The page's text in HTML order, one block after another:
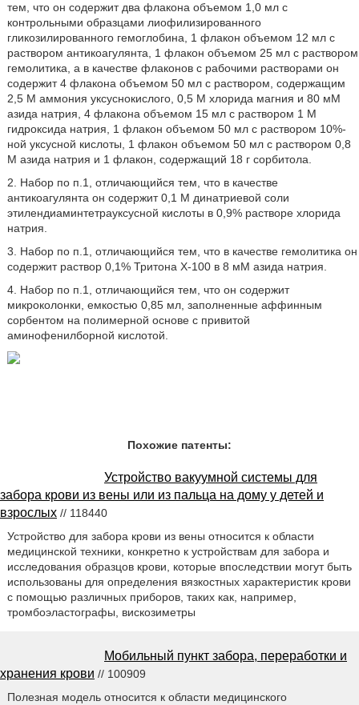
тем, что он содержит два флакона объемом 1,0 мл с
контрольными образцами лиофилизированного
гликозилированного гемоглобина, 1 флакон объемом 12 мл с
раствором антикоагулянта, 1 флакон объемом 25 мл с раствором
гемолитика, а в качестве флаконов с рабочими растворами он
содержит 4 флакона объемом 50 мл с раствором, содержащим
2,5 М аммония уксуснокислого, 0,5 М хлорида магния и 80 мМ
азида натрия, 4 флакона объемом 15 мл с раствором 1 М
гидроксида натрия, 1 флакон объемом 50 мл с раствором 10%-
ной уксусной кислоты, 1 флакон объемом 50 мл с раствором 0,8
М азида натрия и 1 флакон, содержащий 18 г сорбитола.
2. Набор по п.1, отличающийся тем, что в качестве
антикоагулянта он содержит 0,1 М динатриевой соли
этилендиаминтетрауксусной кислоты в 0,9% растворе хлорида
натрия.
3. Набор по п.1, отличающийся тем, что в качестве гемолитика он
содержит раствор 0,1% Тритона Х-100 в 8 мМ азида натрия.
4. Набор по п.1, отличающийся тем, что он содержит
микроколонки, емкостью 0,85 мл, заполненные аффинным
сорбентом на полимерной основе с привитой
аминофенилборной кислотой.
Похожие патенты:
Устройство вакуумной системы для
забора крови из вены или из пальца на дому у детей и
взрослых // 118440
Устройство для забора крови из вены относится к области
медицинской техники, конкретно к устройствам для забора и
исследования образцов крови, которые впоследствии могут быть
использованы для определения вязкостных характеристик крови
с помощью различных приборов, таких как, например,
тромбоэластографы, вискозиметры
Мобильный пункт забора, переработки и
хранения крови // 100909
Полезная модель относится к области медицинского